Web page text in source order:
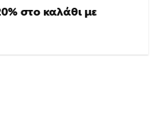
στο καλάθι με